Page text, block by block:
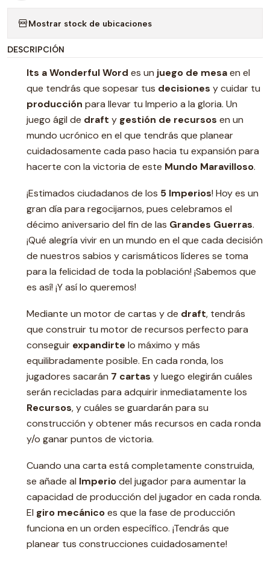
Mostrar stock de ubicaciones
DESCRIPCIÓN
Its a Wonderful Word es un juego de mesaen el
que tendrás que sopesar tus decisiones y cuidar tu
producción para llevar tu Imperio a la gloria. Un
juego ágil de draft y gestión de recursos en un
mundo ucrónico en el que tendrás que planear
cuidadosamente cada paso hacia tu expansión para
hacerte con la victoria de este Mundo Maravilloso.
¡Estimados ciudadanos de los 5 Imperios! Hoy es un
gran día para regocijarnos, pues celebramos el
décimo aniversario del fin de las Grandes Guerras.
¡Qué alegría vivir en un mundo en el que cada decisión
de nuestros sabios y carismáticos líderes se toma
para la felicidad de toda la población! ¡Sabemos que
es así! ¡Y así lo queremos!
Mediante un motor de cartas y de draft, tendrás
que construir tu motor de recursos perfecto para
conseguir expandirte lo máximo y más
equilibradamente posible. En cada ronda, los
jugadores sacarán 7 cartas y luego elegirán cuáles
serán recicladas para adquirir inmediatamente los
Recursos, y cuáles se guardarán para su
construcción y obtener más recursos en cada ronda
y/o ganar puntos de victoria.
Cuando una carta está completamente construida,
se añade al Imperiodel jugador para aumentar la
capacidad de producción del jugador en cada ronda.
El giro mecánicoes que la fase de producción
funciona en un orden específico. ¡Tendrás que
planear tus construcciones cuidadosamente!